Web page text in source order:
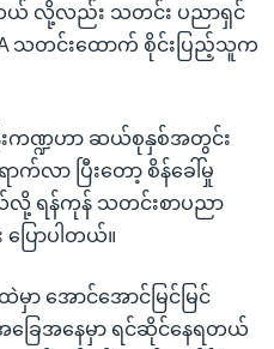
ယ် လို့လည်း သတင်း ပညာရှင်
သတင်းထောက် စိုင်းပြည့်သူက
ကဏ္ဍဟာ ဆယ်စုနှစ်အတွင်း
လာ ပြီးတော့ စိန်ခေါ်မှု
ယ်လို့ ရန်ကုန် သတင်းစာပညာ
ပြောပါတယ်။
ာ အောင်အောင်မြင်မြင်
ေအနေမှာ ရင်ဆိုင်နေရတယ်